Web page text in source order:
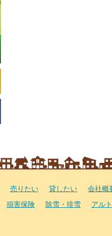
売りたい 貸したい 会社概
損害保険 除雪・排雪 アル